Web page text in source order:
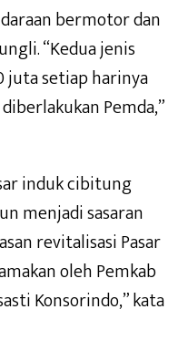
bermotor dan
“Kedua jenis
setiap harinya
Pemda,”
induk cibitung
menjadi sasaran
revitalisasi Pasar
oleh Pemkab
Konsorindo,” kata